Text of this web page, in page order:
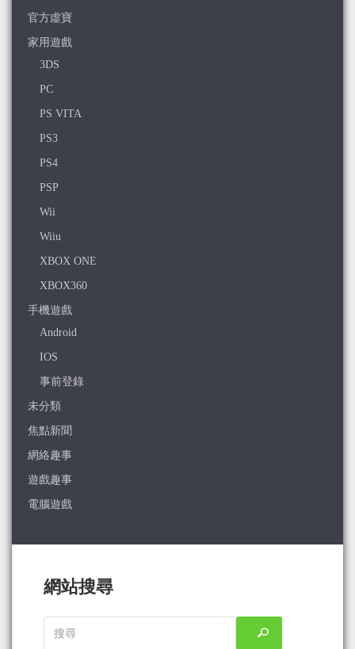
官方虛寶
家用遊戲
3DS
PC
PS VITA
PS3
PS4
PSP
Wii
Wiiu
XBOX ONE
XBOX360
手機遊戲
Android
IOS
事前登錄
未分類
焦點新聞
網絡趣事
遊戲趣事
電腦遊戲
網站搜尋